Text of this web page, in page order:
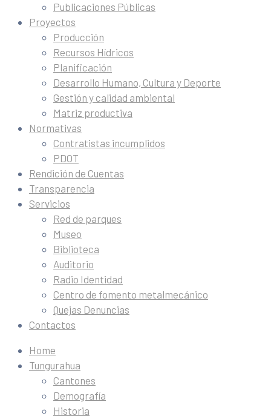
Publicaciones Públicas
Proyectos
Producción
Recursos Hídricos
Planificación
Desarrollo Humano, Cultura y Deporte
Gestión y calidad ambiental
Matriz productiva
Normativas
Contratistas incumplidos
PDOT
Rendición de Cuentas
Transparencia
Servicios
Red de parques
Museo
Biblioteca
Auditorio
Radio Identidad
Centro de fomento metalmecánico
Quejas Denuncias
Contactos
Home
Tungurahua
Cantones
Demografía
Historia